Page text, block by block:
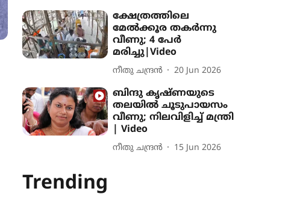
ക്ഷേത്രത്തിലെ
മേൽക്കൂര തകർന്നു
വീണു; 4 പേർ
മരിച്ചു|Video
നീതു ചന്ദ്രൻ 20 Jun 2026
ബിന്ദു കൃഷ്ണയുടെ
തലയിൽ ചൂടുപായസം
വീണു; നി‌ലവിളിച്ച് മന്ത്രി
| Video
നീതു ചന്ദ്രൻ 15 Jun 2026
Trending